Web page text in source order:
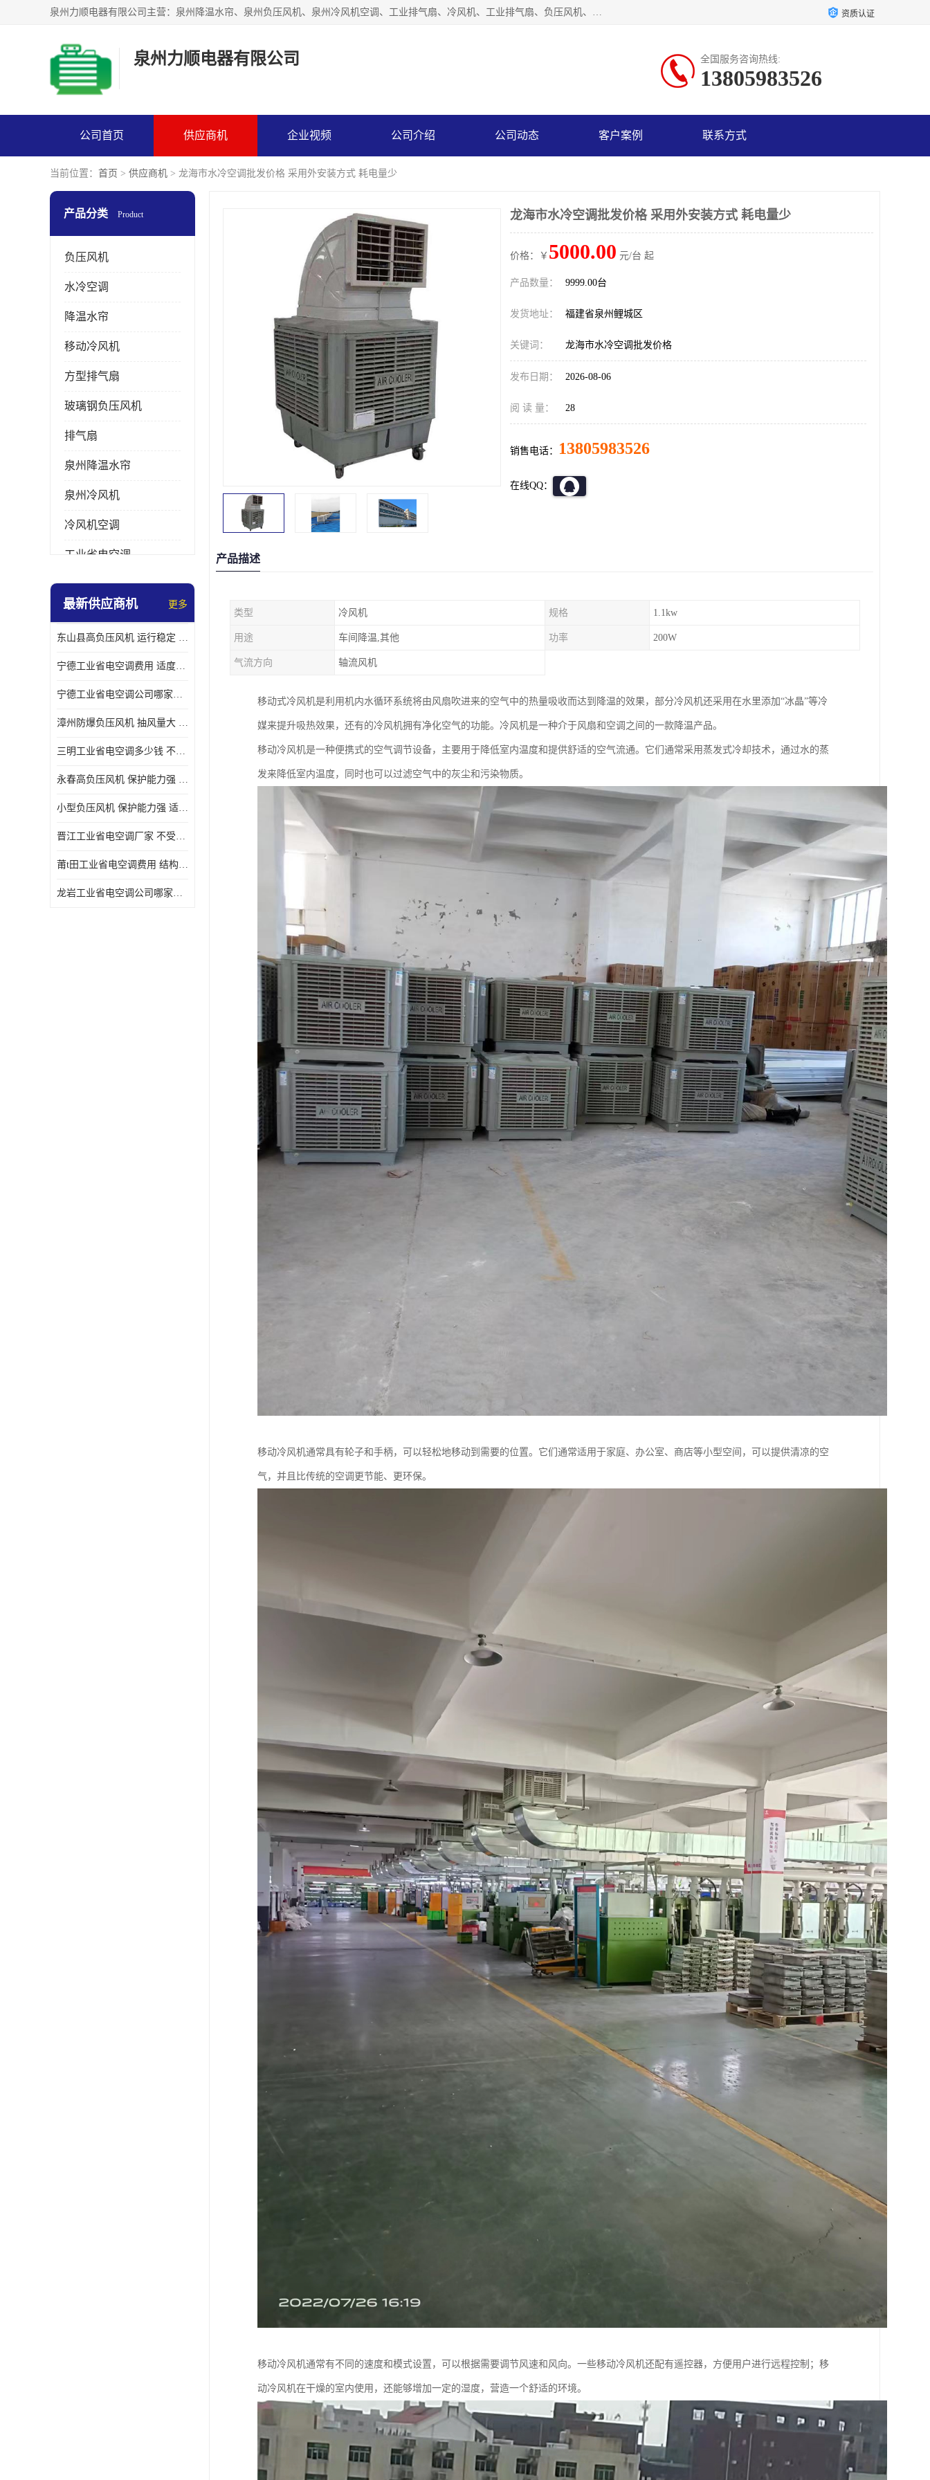
泉州力顺电器有限公司主营：泉州降温水帘、泉州负压风机、泉州冷风机空调、工业排气扇、冷风机、工业排气扇、负压风机、负压风机、水冷空调、降温水帘等产品。为用户解决了通风、降温、除味、除尘等难题，其环保、节能的理念与用户的实践检验结果相吻合，赢得了广大客户的信誉和青睐。 资质认证
泉州力顺电器有限公司 全国服务咨询热线:
13805983526
公司首页 供应商机 企业视频 公司介绍 公司动态 客户案例 联系方式
当前位置： 首页 > 供应商机 > 龙海市水冷空调批发价格 采用外安装方式 耗电量少
产品分类 Product
负压风机
水冷空调
降温水帘
移动冷风机
方型排气扇
玻璃钢负压风机
排气扇
泉州降温水帘
泉州冷风机
冷风机空调
工业省电空调
工业大吊扇
最新供应商机 更多
东山县高负压风机 运行稳定 耐高温 防腐蚀
宁德工业省电空调费用 适度较高 节省占用空间
宁德工业省电空调公司哪家好 适度较高 结构紧凑 美观
漳州防爆负压风机 抽风量大 通风降温效果好
三明工业省电空调多少钱 不受管长限制 保持空气湿润
永春高负压风机 保护能力强 体积大 风道大
小型负压风机 保护能力强 适用面积广
晋江工业省电空调厂家 不受管长限制 节省占用空间
莆t田工业省电空调费用 结构紧凑 美观 能耗低 噪音小
龙岩工业省电空调公司哪家好 适应性强 维护简单
龙海市水冷空调批发价格 采用外安装方式 耗电量少
价格：￥ 5000.00 元/台 起
产品数量： 9999.00台
发货地址： 福建省泉州鲤城区
关键词： 龙海市水冷空调批发价格
发布日期： 2026-08-06
阅 读 量： 28
销售电话： 13805983526
在线QQ：
产品描述
类型 冷风机 规格 1.1kw
用途 车间降温,其他 功率 200W
气流方向 轴流风机
移动式冷风机是利用机内水循环系统将由风扇吹进来的空气中的热量吸收而达到降温的效果，部分冷风机还采用在水里添加“冰晶”等冷
媒来提升吸热效果，还有的冷风机拥有净化空气的功能。冷风机是一种介于风扇和空调之间的一款降温产品。
移动冷风机是一种便携式的空气调节设备，主要用于降低室内温度和提供舒适的空气流通。它们通常采用蒸发式冷却技术，通过水的蒸
发来降低室内温度，同时也可以过滤空气中的灰尘和污染物质。
移动冷风机通常具有轮子和手柄，可以轻松地移动到需要的位置。它们通常适用于家庭、办公室、商店等小型空间，可以提供清凉的空
气，并且比传统的空调更节能、更环保。
移动冷风机通常有不同的速度和模式设置，可以根据需要调节风速和风向。一些移动冷风机还配有遥控器，方便用户进行远程控制；移
动冷风机在干燥的室内使用，还能够增加一定的湿度，营造一个舒适的环境。